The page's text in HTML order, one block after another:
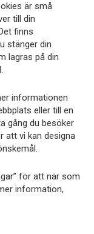
är små
till din
finns
stänger din
lagras på din
informationen
eller till en
gång du besöker
att vi kan designa
för att när som
information,